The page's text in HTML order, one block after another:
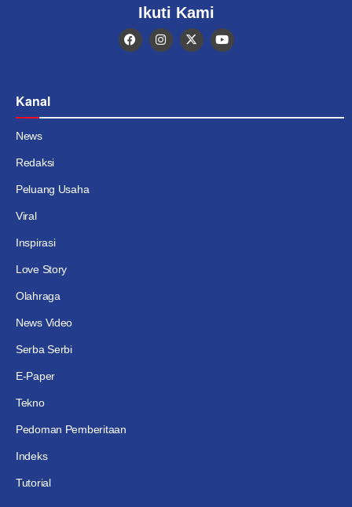
Ikuti Kami
Kanal
News
Redaksi
Peluang Usaha
Viral
Inspirasi
Love Story
Olahraga
News Video
Serba Serbi
E-Paper
Tekno
Pedoman Pemberitaan
Indeks
Tutorial